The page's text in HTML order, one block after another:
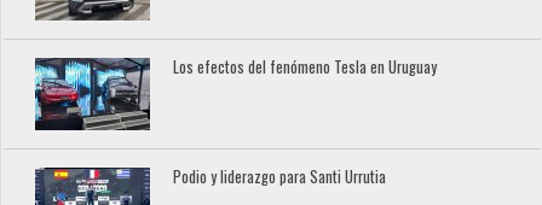
Los efectos del fenómeno Tesla en Uruguay
Podio y liderazgo para Santi Urrutia